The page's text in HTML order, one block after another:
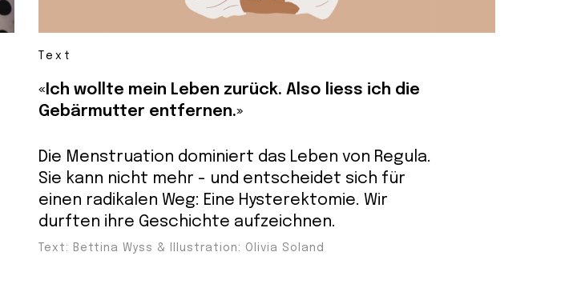
Text
«Ich wollte mein Leben zurück. Also liess ich die
Gebärmutter entfernen.»
Die Menstruation dominiert das Leben von Regula.
Sie kann nicht mehr - und entscheidet sich für
einen radikalen Weg: Eine Hysterektomie. Wir
durften ihre Geschichte aufzeichnen.
Text: Bettina Wyss & Illustration: Olivia Soland